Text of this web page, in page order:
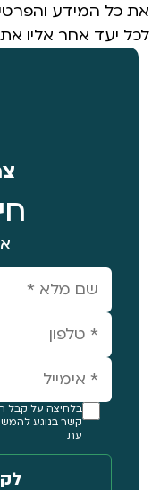
את כל המידע
לכל יעד אחר אליו
בלחיצה על קבל
קשר בנוגע
עת